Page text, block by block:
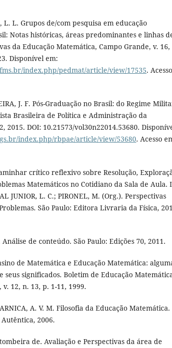
L. L. Grupos de/com pesquisa em educação
Notas históricas, áreas predominantes e linhas
da Educação Matemática, Campo Grande, v. 16,
Disponível em:
index.php/pedmat/article/view/17535. Acesso
J. F. Pós-Graduação no Brasil: do Regime
Brasileira de Política e Administração da
2015. DOI: 10.21573/vol30n22014.53680.
index.php/rbpae/article/view/53680. Acesso
crítico reflexivo sobre Resolução,
Matemáticos no Cotidiano da Sala de Aula.
JUNIOR, L. C.; PIRONEL, M. (Org.). Perspectivas
São Paulo: Editora Livraria da Física,
de conteúdo. São Paulo: Edições 70, 2011.
de Matemática e Educação Matemática:
seus significados. Boletim de Educação
12, n. 13, p. 1-11, 1999.
A. V. M. Filosofia da Educação Matemática.
2006.
de. Avaliação e Perspectivas da área de